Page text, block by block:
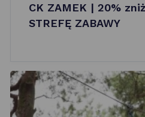
CK ZAMEK | 20%
STREFĘ ZABAWY